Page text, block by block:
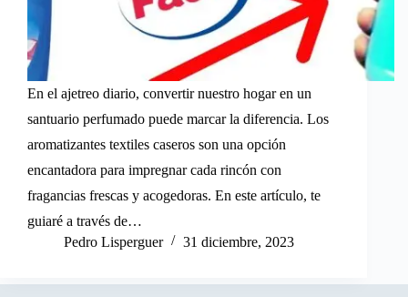
En el ajetreo diario, convertir nuestro hogar en un
santuario perfumado puede marcar la diferencia. Los
aromatizantes textiles caseros son una opción
encantadora para impregnar cada rincón con
fragancias frescas y acogedoras. En este artículo, te
guiaré a través de…
Pedro Lisperguer
31 diciembre, 2023